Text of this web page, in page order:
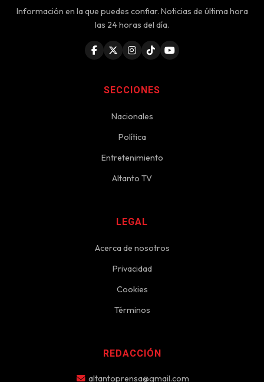
Información en la que puedes confiar. Noticias de última hora
las 24 horas del día.
SECCIONES
Nacionales
Política
Entretenimiento
Altanto TV
LEGAL
Acerca de nosotros
Privacidad
Cookies
Términos
REDACCIÓN
altantoprensa@gmail.com